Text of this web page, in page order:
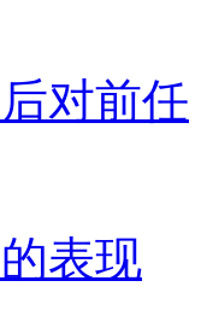
对前任
表现